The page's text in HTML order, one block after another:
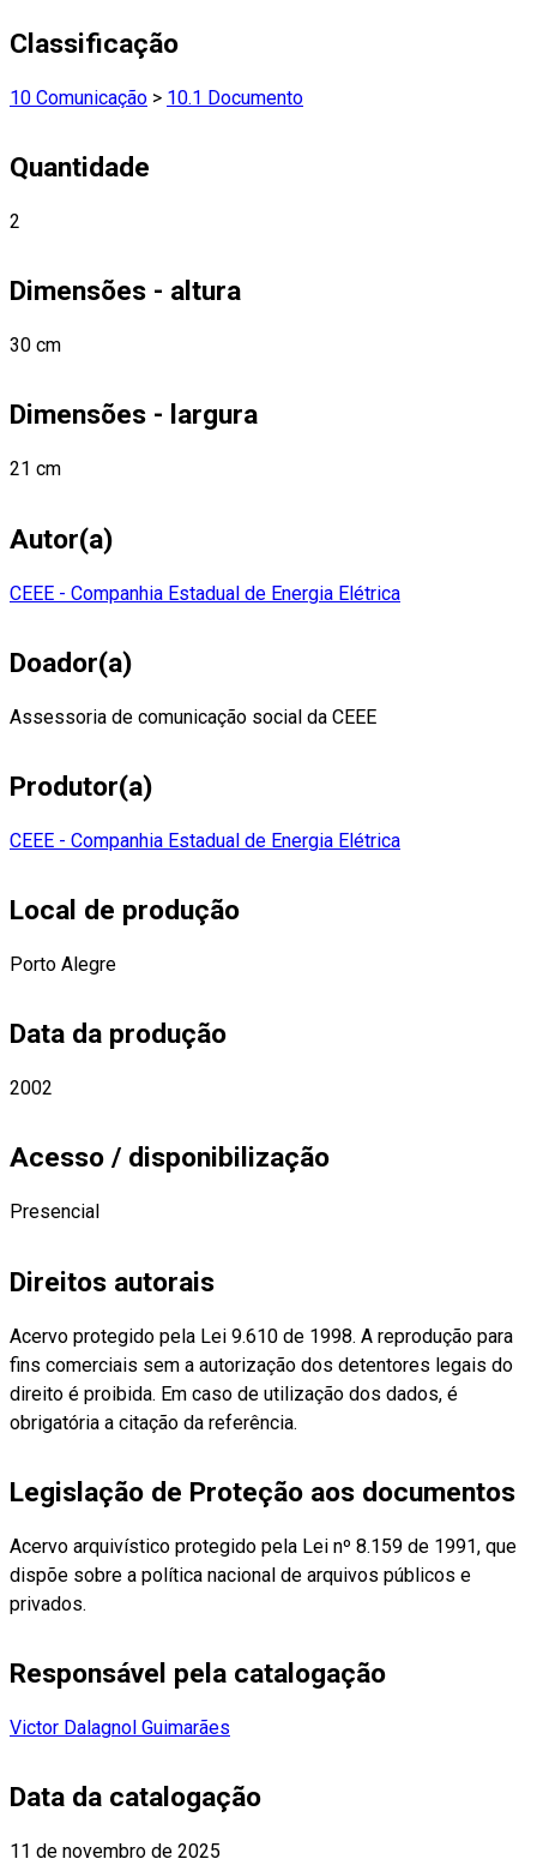
Classificação
10 Comunicação > 10.1 Documento
Quantidade
2
Dimensões - altura
30 cm
Dimensões - largura
21 cm
Autor(a)
CEEE - Companhia Estadual de Energia Elétrica
Doador(a)
Assessoria de comunicação social da CEEE
Produtor(a)
CEEE - Companhia Estadual de Energia Elétrica
Local de produção
Porto Alegre
Data da produção
2002
Acesso / disponibilização
Presencial
Direitos autorais
Acervo protegido pela Lei 9.610 de 1998. A reprodução para
fins comerciais sem a autorização dos detentores legais do
direito é proibida. Em caso de utilização dos dados, é
obrigatória a citação da referência.
Legislação de Proteção aos documentos
Acervo arquivístico protegido pela Lei nº 8.159 de 1991, que
dispõe sobre a política nacional de arquivos públicos e
privados.
Responsável pela catalogação
Victor Dalagnol Guimarães
Data da catalogação
11 de novembro de 2025